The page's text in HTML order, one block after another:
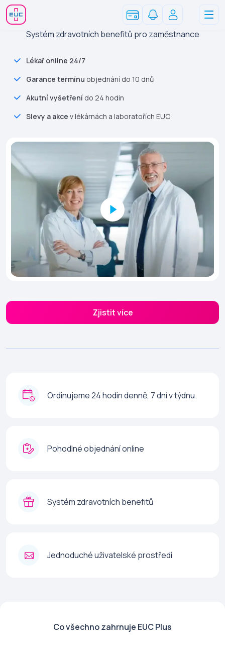
Systém zdravotních benefitů pro zaměstnance
Lékař online 24/7
Garance termínu objednání do 10 dnů
Akutní vyšetření do 24 hodin
Slevy a akce v lékárnách a laboratořích EUC
Zjistit více
Ordinujeme 24 hodin denně, 7 dní v týdnu.
Pohodlné objednání online
Systém zdravotních benefitů
Jednoduché uživatelské prostředí
Co všechno zahrnuje EUC Plus